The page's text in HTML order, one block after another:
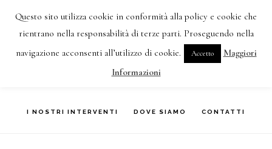
Skip
main
IMPRESA DI PULIZIE VARESE TEL:
3477387355
CHI SIAMO COSA FACCIAMO
I NOSTRI INTERVENTI DOVE SIAMO CONTATTI
Questo sito utilizza cookie in conformità alla policy e cookie che
rientrano nella responsabilità di terze parti. Proseguendo nella
navigazione acconsenti all’utilizzo di cookie.
Accetto
Maggiori
Informazioni